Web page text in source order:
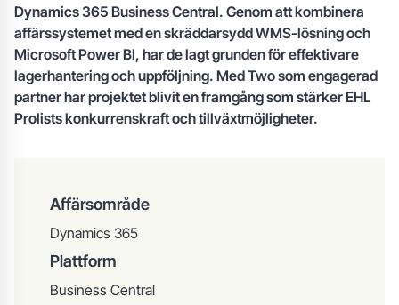
Dynamics 365 Business Central. Genom att kombinera
affärssystemet med en skräddarsydd WMS-lösning och
Microsoft Power BI, har de lagt grunden för effektivare
lagerhantering och uppföljning. Med Two som engagerad
partner har projektet blivit en framgång som stärker EHL
Prolists konkurrenskraft och tillväxtmöjligheter.
Affärsområde
Dynamics 365
Plattform
Business Central